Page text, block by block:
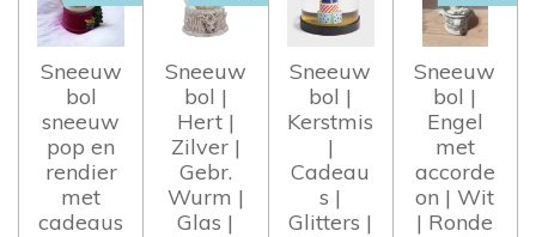
Sneeuw
bol
sneeuw
pop en
rendier
met
cadeaus
Sneeuw
bol |
Hert |
Zilver |
Gebr.
Wurm |
Glas |
Sneeuw
bol |
Kerstmis
|
Cadeau
s |
Glitters |
Sneeuw
bol |
Engel
met
accorde
on | Wit
| Ronde